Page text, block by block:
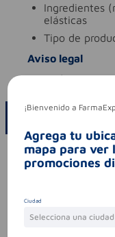
ingredientes
elásticas
tipo de
Aviso legal
codigo invima
Por favor, inicie
¡Bienvenido a
Agrega tu
mapa para ver
promociones
Ciudad
Selecciona una ciudad